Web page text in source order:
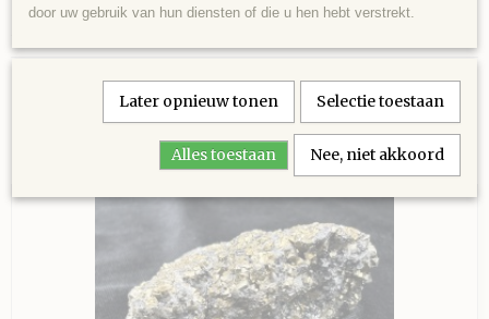
EAN code
Blokje lava, begroeid met schitterende hematiet (fumarolen), Nickenicher
Ook interessant
door uw gebruik van hun diensten of die u hen hebt verstrekt.
Later opnieuw tonen Selectie toestaan
Alles toestaan Nee, niet akkoord